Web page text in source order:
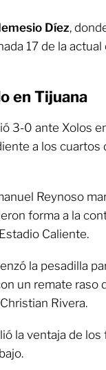
Díez,
17 de la actual
en Tijuana
3-0 ante Xolos
a los cuartos
Reynoso
forma a la
Caliente.
la pesadilla
un remate raso
Rivera.
la ventaja de los